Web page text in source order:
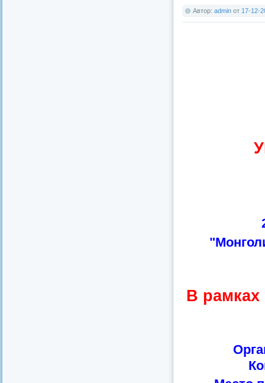
Автор: admin от 17-12-
В рамках